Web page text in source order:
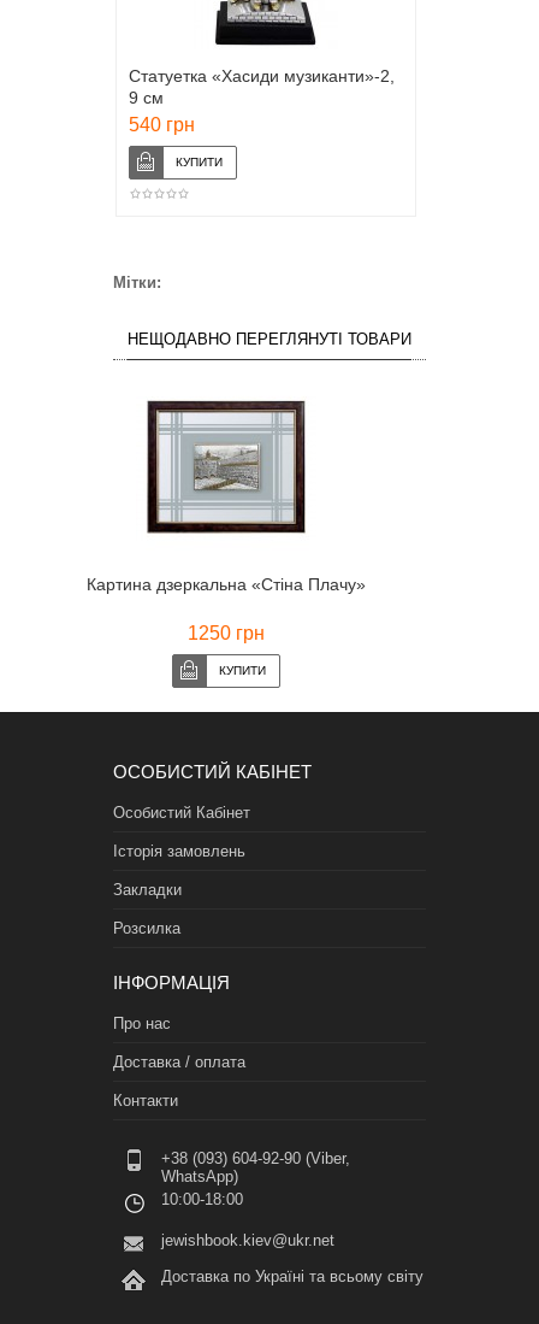
Статуетка «Хасиди музиканти»-2,
9 см
540 грн
Мітки:
НЕЩОДАВНО ПЕРЕГЛЯНУТІ ТОВАРИ
Картина дзеркальна «Стіна Плачу»
1250 грн
ОСОБИСТИЙ КАБІНЕТ
Особистий Кабінет
Історія замовлень
Закладки
Розсилка
ІНФОРМАЦІЯ
Про нас
Доставка / оплата
Контакти
+38 (093) 604-92-90 (Viber,
WhatsApp)
10:00-18:00
jewishbook.kiev@ukr.net
Доставка по Україні та всьому світу